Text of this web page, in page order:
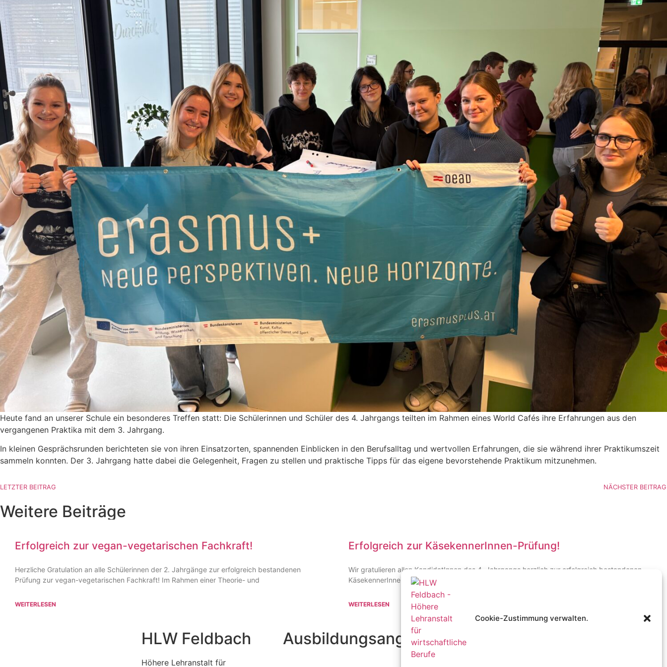
Cookie-Zustimmung verwalten.
Heute fand an unserer Schule ein beson­deres Treffen statt: Die Schüle­rinnen und Schüler des 4. Jahrgangs teilten im Rahmen eines World Cafés ihre Erfah­rungen aus den
vergan­genen Praktika mit dem 3. Jahrgang.
In kleinen Gesprächs­runden berich­teten sie von ihren Einsatz­orten, spannenden Einblicken in den Berufs­alltag und wertvollen Erfah­rungen, die sie während ihrer Prakti­kumszeit
sammeln konnten. Der 3. Jahrgang hatte dabei die Gelegenheit, Fragen zu stellen und praktische Tipps für das eigene bevor­ste­hende Praktikum mitzu­nehmen.
LETZTER BEITRAG NÄCHSTER BEITRAG
Weitere Beiträge
Erfolgreich zur vegan-vegetarischen Fachkraft!
Herzliche Gratu­lation an alle Schüle­rinnen der 2. Jahrgänge zur erfolg­reich bestan­denen
Prüfung zur vegan-vegeta­ri­­schen Fachkraft! Im Rahmen einer Theorie- und
WEITERLESEN
Erfolgreich zur KäsekennerInnen-Prüfung!
Wir gratu­lieren allen Kandi­da­tInnen des 4. Jahrgangs herzlich zur erfolg­reich bestan­denen
Käseken­­ne­rInnen-Prüfung! Mit ihrem Fachwissen, ihrer senso­ri­schen Kompetenz und ihrem
WEITERLESEN
HLW Feldbach
Höhere Lehranstalt für
AusbildungsangebotWeiteres